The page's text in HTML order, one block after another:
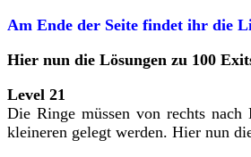
Am Ende der Seite findet ihr die
Hier nun die Lösungen zu 100
Level 21
Die Ringe müssen von rechts
kleineren gelegt werden. Hier nun